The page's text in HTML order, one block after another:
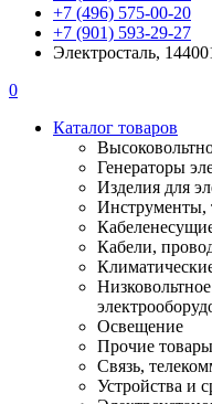
+7 (496) 575-00-20
+7 (901) 593-29-27
Электросталь,
0
Каталог товаров
Генераторы
Изделия для
Инструменты,
Кабели,
Освещение
Прочие товары
Связь,
Устройства и